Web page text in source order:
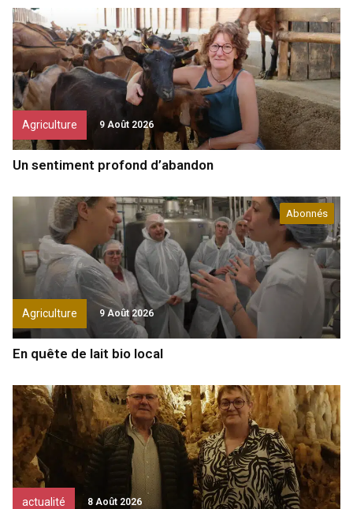
Agriculture 9 Août 2026
Un sentiment profond d’abandon
Agriculture
Abonnés
9 Août 2026
En quête de lait bio local
actualité 8 Août 2026